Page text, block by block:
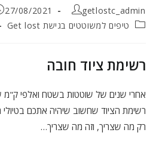
מחבר:
getlostc_admin פורסם:
27/08/2021
קטגוריה:טיפים למשוטטים בגישת Get lost
רשימת ציוד חובה
אחרי שנים של שוטטות בשטח ואלפי ק"מ
רשימת הציוד שחשוב שיהיה אתכם בטיולי
רק מה שצריך, וזה מה שצריך…